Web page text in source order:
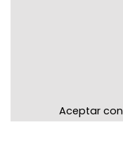
Aceptar